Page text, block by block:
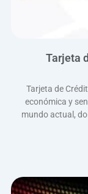
Tarjeta
Tarjeta de
económica y
mundo actual,